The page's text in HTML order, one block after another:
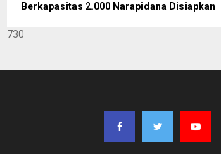
Berkapasitas 2.000 Narapidana Disiapkan
730